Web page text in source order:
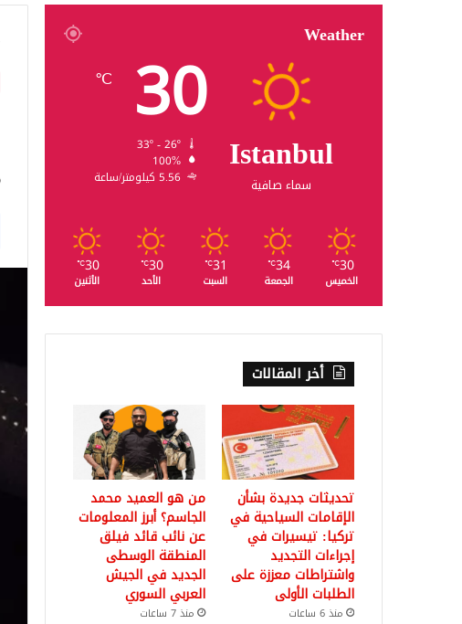
Weather
Istanbul
سماء صافية
30
℃
100%
5.56 كيلومتر/ساعة
30
℃
الخميس
34
℃
الجمعة
31
℃
السبت
30
℃
الأحد
30
℃
الأثنين
أخر المقالات
تحديثات جديدة بشأن
الإقامات السياحية في
تركيا: تيسيرات في
إجراءات التجديد
واشتراطات معززة على
الطلبات الأولى
منذ 6 ساعات
من هو العميد محمد
الجاسم؟ أبرز المعلومات
عن نائب قائد فيلق
المنطقة الوسطى
الجديد في الجيش
العربي السوري
منذ 7 ساعات